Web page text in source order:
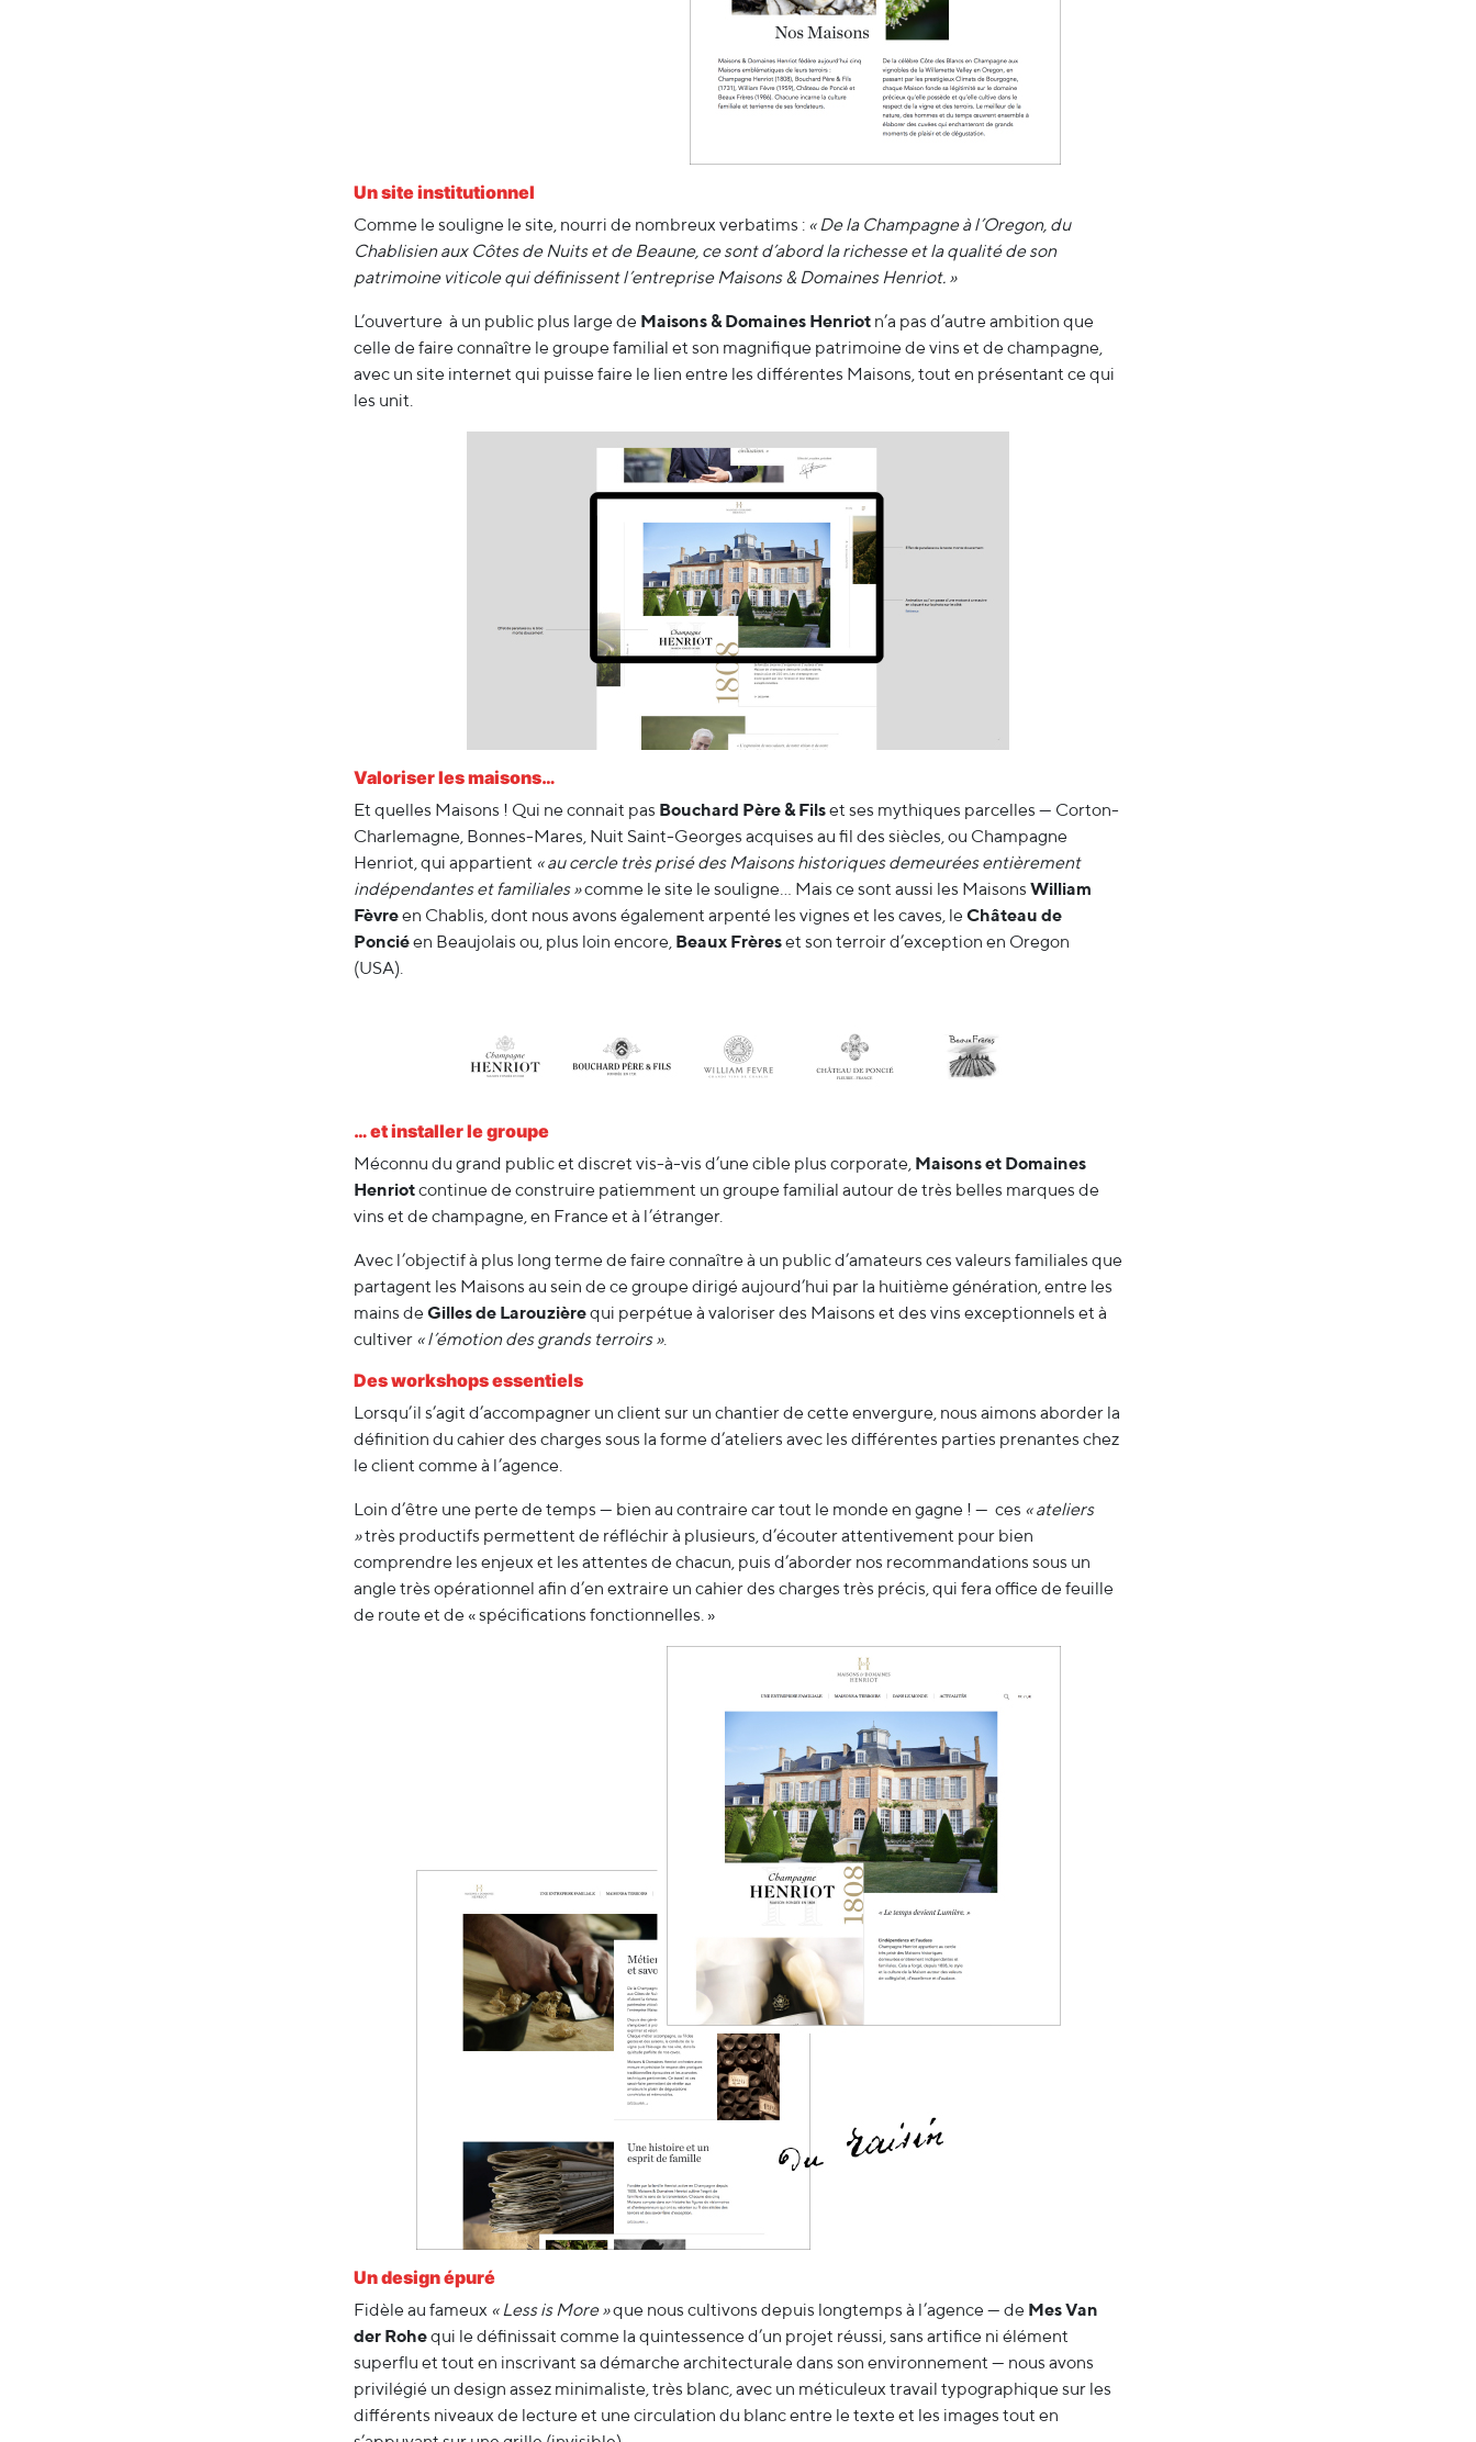
Un site institutionnel
Comme le souligne le site, nourri de nombreux verbatims : « De la Champagne à l’Oregon, du
Chablisien aux Côtes de Nuits et de Beaune, ce sont d’abord la richesse et la qualité de son
patrimoine viticole qui définissent l’entreprise Maisons & Domaines Henriot. »
L’ouverture à un public plus large de Maisons & Domaines Henriot n’a pas d’autre ambition que
celle de faire connaître le groupe familial et son magnifique patrimoine de vins et de champagne,
avec un site internet qui puisse faire le lien entre les différentes Maisons, tout en présentant ce qui
les unit.
Valoriser les maisons…
Et quelles Maisons ! Qui ne connait pas Bouchard Père & Filset ses mythiques parcelles — Corton-
Charlemagne, Bonnes-Mares, Nuit Saint-Georges acquises au fil des siècles, ou Champagne
Henriot, qui appartient « au cercle très prisé des Maisons historiques demeurées entièrement
indépendantes et familiales »comme le site le souligne… Mais ce sont aussi les Maisons William
Fèvreen Chablis, dont nous avons également arpenté les vignes et les caves, le Château de
Ponciéen Beaujolais ou, plus loin encore, Beaux Frèreset son terroir d’exception en Oregon
(USA).
… et installer le groupe
Méconnu du grand public et discret vis-à-vis d’une cible plus corporate, Maisons et Domaines
Henriotcontinue de construire patiemment un groupe familial autour de très belles marques de
vins et de champagne, en France et à l’étranger.
Avec l’objectif à plus long terme de faire connaître à un public d’amateurs ces valeurs familiales que
partagent les Maisons au sein de ce groupe dirigé aujourd’hui par la huitième génération, entre les
mains de Gilles de Larouzièrequi perpétue à valoriser des Maisons et des vins exceptionnels et à
cultiver « l’émotion des grands terroirs ».
Des workshops essentiels
Lorsqu’il s’agit d’accompagner un client sur un chantier de cette envergure, nous aimons aborder la
définition du cahier des charges sous la forme d’ateliers avec les différentes parties prenantes chez
le client comme à l’agence.
Loin d’être une perte de temps — bien au contraire car tout le monde en gagne ! — ces « ateliers
»très productifs permettent de réfléchir à plusieurs, d’écouter attentivement pour bien
comprendre les enjeux et les attentes de chacun, puis d’aborder nos recommandations sous un
angle très opérationnel afin d’en extraire un cahier des charges très précis, qui fera office de feuille
de route et de « spécifications fonctionnelles. »
Un design épuré
Fidèle au fameux « Less is More »que nous cultivons depuis longtemps à l’agence — de Mes Van
der Rohequi le définissait comme la quintessence d’un projet réussi, sans artifice ni élément
superflu et tout en inscrivant sa démarche architecturale dans son environnement — nous avons
privilégié un design assez minimaliste, très blanc, avec un méticuleux travail typographique sur les
différents niveaux de lecture et une circulation du blanc entre le texte et les images tout en